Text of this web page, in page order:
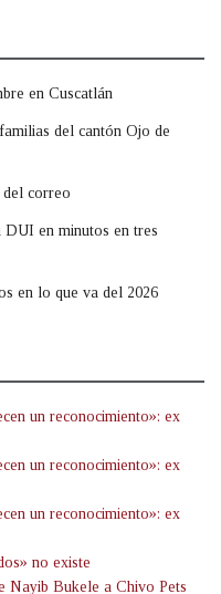
en Cuscatlán
del cantón Ojo de
del correo
en minutos en tres
en lo que va del 2026
un reconocimiento»: ex
un reconocimiento»: ex
un reconocimiento»: ex
no existe
Nayib Bukele a Chivo Pets